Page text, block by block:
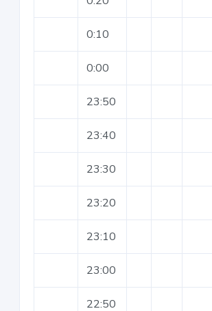
0:10
0:00
23:50
23:40
23:30
23:20
23:10
23:00
22:50